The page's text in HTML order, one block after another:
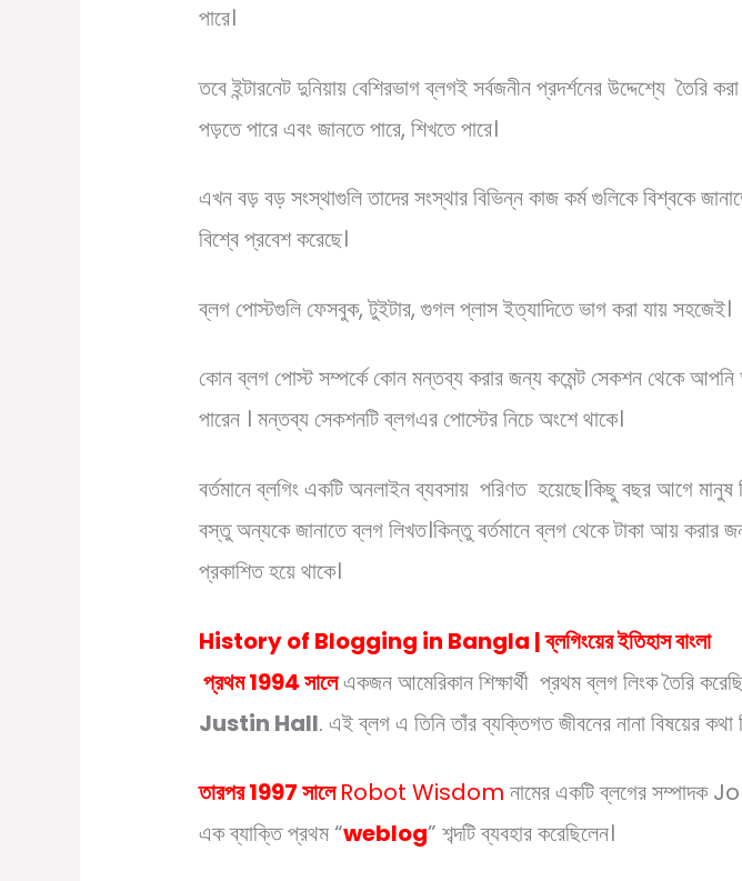
পারে।
তবে ইন্টারনেট দুনিয়ায় বেশিরভাগ ব্লগই সর্বজনীন প্রদর্শনের উদ্দেশ্যে তৈরি
পড়তে পারে এবং জানতে পারে, শিখতে পারে।
এখন বড় বড় সংস্থাগুলি তাদের সংস্থার বিভিন্ন কাজ কর্ম গুলিকে বিশ্বকে
বিশ্বে প্রবেশ করেছে।
ব্লগ পোস্টগুলি ফেসবুক, টুইটার, গুগল প্লাস ইত্যাদিতে ভাগ করা যায় সহজেই।
কোন ব্লগ পোস্ট সম্পর্কে কোন মন্তব্য করার জন্য কমেন্ট সেকশন থেকে
পারেন । মন্তব্য সেকশনটি ব্লগএর পোস্টের নিচে অংশে থাকে।
বর্তমানে ব্লগিং একটি অনলাইন ব্যবসায় পরিণত হয়েছে।কিছু বছর আগে মানুষ
বস্তু অন্যকে জানাতে ব্লগ লিখত।কিন্তু বর্তমানে ব্লগ থেকে টাকা আয় করার
প্রকাশিত হয়ে থাকে।
History of Blogging in Bangla | ব্লগিংয়ের ইতিহাস বাংলা
প্রথম1994সালেএকজন আমেরিকান শিক্ষার্থী প্রথম ব্লগ লিংক তৈরি
Justin Hall. এই ব্লগ এ তিনি তাঁর ব্যক্তিগত জীবনের নানা বিষয়ের কথা
তারপর1997সালে Robot Wisdom নামের একটি ব্লগের
এক ব্যাক্তি প্রথম “weblog” শব্দটি ব্যবহার করেছিলেন।